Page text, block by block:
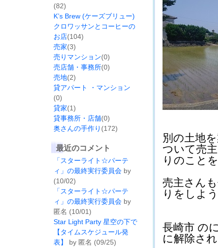
(82)
K’s Brew (ケーズブリュー)
クロワッサンとコーヒーの
お店(104)
売家(3)
売りマンション(0)
売店舗・事務所(0)
売地(2)
貸アパート ・マンション
(0)
貸家(1)
貸事務所・店舗(0)
奥さんの手作り (172)
最近のコメント
「スターライト☆パーテ
ィ」の最終実行委員会 by
(10/02)
「スターライト☆パーテ
ィ」の最終実行委員会 by
匿名 (10/01)
Star Light Party 星空の下で
【タイムスケジュール発
表】
by 匿名 (09/25)
別の土地
ついて売
りのこと
売主さん
りをしよ
長崎市 の
に解除さ